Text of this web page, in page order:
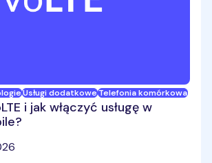
Usługi dodatkoweTelefonia komórkowa
i jak włączyć usługę w